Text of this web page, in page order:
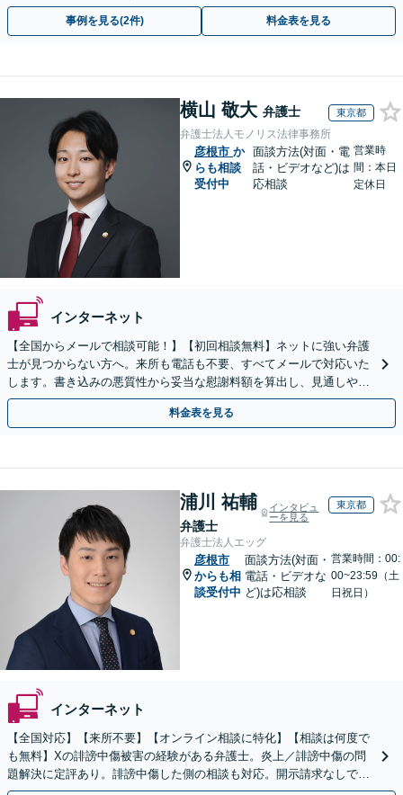
特化
事例を見る(2件) 料金表を見る
横山 敬大 弁護士 東京都
弁護士法人モノリス法律事務所
彦根市 か
らも相談
受付中
面談方法(対面・電
話・ビデオなど)は
応相談
営業時
間：本日
定休日
インターネット
【全国からメールで相談可能！】【初回相談無料】ネットに強い弁護
士が見つからない方へ。来所も電話も不要、すべてメールで対応いた
します。書き込みの悪質性から妥当な慰謝料額を算出し、見通しや費
用面のリスクも包み隠さずお伝えしサポートします。
料金表を見る
浦川 祐輔
弁護士
インタビュ
ーを見る
東京都
弁護士法人エッグ
彦根市
からも相
談受付中
面談方法(対面・
電話・ビデオな
ど)は応相談
営業時間：00:
00~23:59（土
日祝日）
インターネット
【全国対応】【来所不要】【オンライン相談に特化】【相談は何度で
も無料】Xの誹謗中傷被害の経験がある弁護士。炎上／誹謗中傷の問
題解決に定評あり。誹謗中傷した側の相談も対応。開示請求なしで本
人の特定ができる場合もあり。